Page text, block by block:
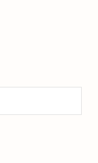
與海灘的熱
，如黃熱
這些地方非
尤為重要：
。
製成品。
否則要棄